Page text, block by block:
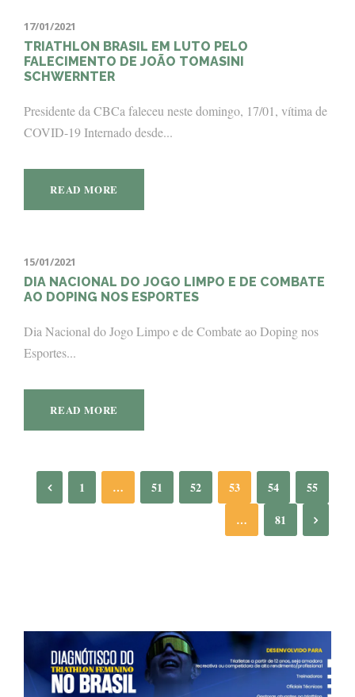
17/01/2021
TRIATHLON BRASIL EM LUTO PELO
FALECIMENTO DE JOÃO TOMASINI
SCHWERNTER
Presidente da CBCa faleceu neste domingo, 17/01, vítima de
COVID-19 Internado desde...
READ MORE
15/01/2021
DIA NACIONAL DO JOGO LIMPO E DE COMBATE
AO DOPING NOS ESPORTES
Dia Nacional do Jogo Limpo e de Combate ao Doping nos
Esportes...
READ MORE
1 … 51 52 53 54
55
…
81